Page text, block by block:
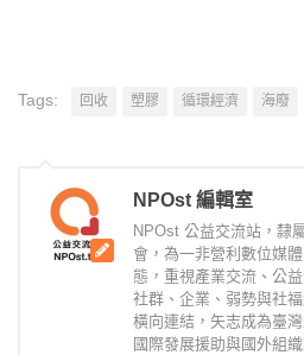
Tags: 回收 塑膠 循環經濟 海廢
NPOst 編輯室
NPOst 公益交流站，隸
會，為一非營利數位媒
態，重視產業交流、公
社群、企業、弱勢與社
橫向連結，矢志成為臺
國際發展援助與國外組